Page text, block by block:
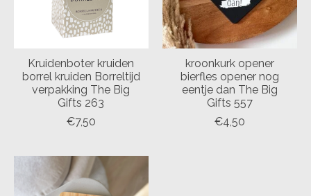
Kruidenboter kruiden
borrel kruiden Borreltijd
verpakking The Big
Gifts 263
€7,50
kroonkurk opener
bierfles opener nog
eentje dan The Big
Gifts 557
€4,50